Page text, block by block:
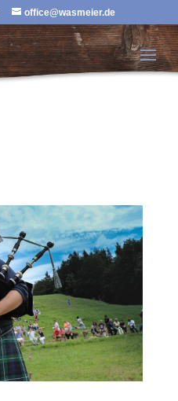
office@wasmeier.de